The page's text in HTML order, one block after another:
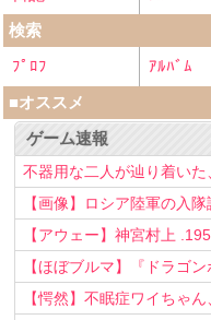
検索
ﾌﾟﾛﾌ
ｱﾙﾊﾞﾑ
■オススメ
ゲーム速報
不器用な二人が辿り着い
【画像】ロシア陸軍の入
【アウェー】神宮村上
【ほぼブルマ】『ドラゴ
可愛すぎるwwwwwww
【愕然】不眠症ワイちゃ